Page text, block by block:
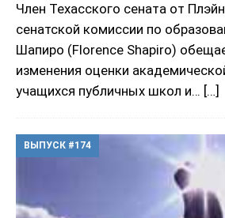
Член Техасского сената от
сенатской комиссии по
Шапиро (Florence Shapiro)
изменения оценки
учащихся публичных школ и… […]
ВЫПУСК #174